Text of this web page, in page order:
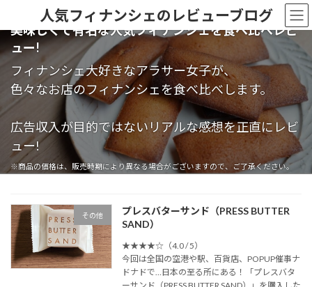
ン
ッ
ー
移
人気フィナンシェのレビューブログ
美味しくて有名な人気フィナンシェを食べ比べレビ
ュー!
フィナンシェ大好きなアラサー女子が、
色々なお店のフィナンシェを食べ比べします。
広告収入が目的ではないリアルな感想を正直にレビ
ュー!
※商品の価格は、販売時期により異なる場合がございますので、ご了承ください。
その他
プレスバターサンド（PRESS BUTTER
SAND）
★★★★☆（4.0 / 5）
今回は全国の空港や駅、百貨店、POPUP催事ナ
ドナドで…日本の至る所にある！「プレスバタ